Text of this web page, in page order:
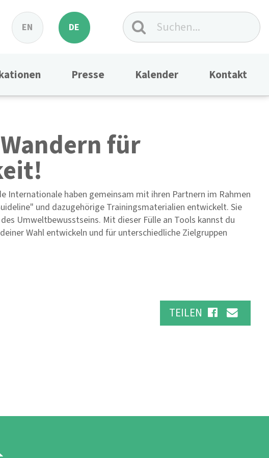
EN DE
Presse Kalender Kontakt
Wandern für
Internationale haben gemeinsam mit ihren Partnern im Rahmen
und dazugehörige Trainingsmaterialien entwickelt. Sie
Umweltbewusstseins. Mit dieser Fülle an Tools kannst du
Wahl entwickeln und für unterschiedliche Zielgruppen
TEILEN